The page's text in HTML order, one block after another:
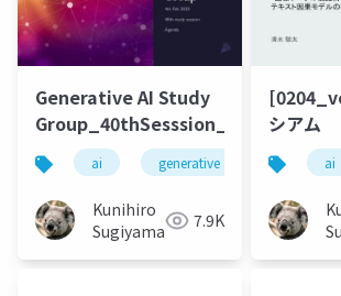
Generative AI Study
Group_40thSesssion_20250204
ai generative ai
Kunihiro
Sugiyama
7.9K
シアム
ai